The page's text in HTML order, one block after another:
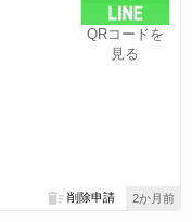
QRコードを
見る
2か月前
削除申請